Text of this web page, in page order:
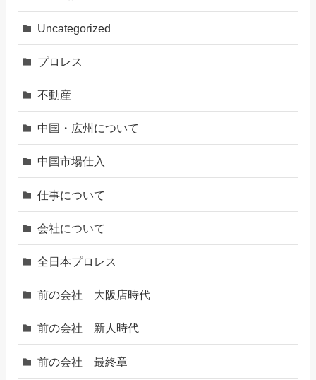
Uncategorized
プロレス
不動産
中国・広州について
中国市場仕入
仕事について
会社について
全日本プロレス
前の会社 大阪店時代
前の会社 新人時代
前の会社 最終章